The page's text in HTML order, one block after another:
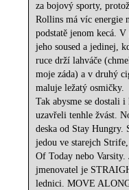
za bojový sporty,
Rollins má víc energie
podstatě jenom kecá.
jeho soused a jedinej,
ruce drží lahváče
moje záda) a v druhý
maluje ležatý osmičky.
Tak abysme se dostali
uzavřeli tenhle žvást.
deska od Stay Hungry.
jedou ve starejch
Of Today nebo Varsity.
jmenovatel je
lednici. MOVE